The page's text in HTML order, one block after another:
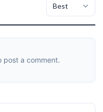
post a comment.